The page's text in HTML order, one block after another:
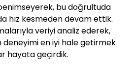
bu doğrultuda
hız kesmeden devam ettik.
veriyi analiz ederek,
deneyimi en iyi hale getirmek
hayata geçirdik.